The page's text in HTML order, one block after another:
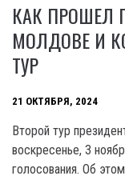
КАК ПРОШЕЛ
МОЛДОВЕ И
ТУР
21 ОКТЯБРЯ, 2024
Второй тур
воскресенье, 3
голосования. Об